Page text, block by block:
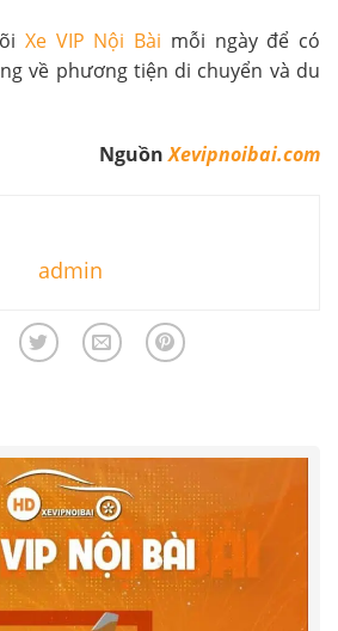
Xe VIP Nội Bài mỗi ngày để có
về phương tiện di chuyển và du
NguồnXevipnoibai.com
admin